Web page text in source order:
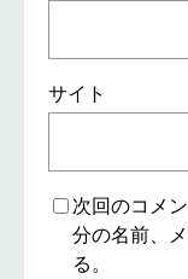
サイト
次回のコメ
分の名前、
る。